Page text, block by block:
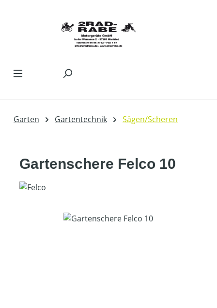
Garten Gartentechnik Sägen/Scheren
Gartenschere Felco 10
Bildergalerie überspringen